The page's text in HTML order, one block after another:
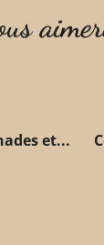
et...